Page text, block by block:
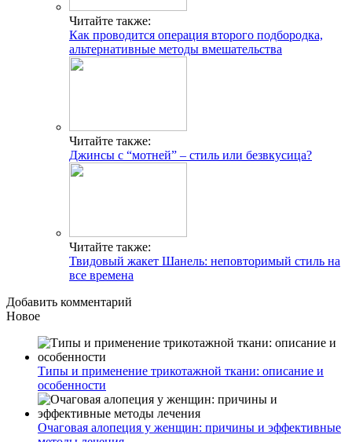
Читайте также:
Как проводится операция второго подбородка,
альтернативные методы вмешательства
Читайте также:
Джинсы с “мотней” – стиль или безвкусица?
Читайте также:
Твидовый жакет Шанель: неповторимый стиль на
все времена
Добавить комментарий
Новое
Типы и применение трикотажной ткани: описание и
особенности
Очаговая алопеция у женщин: причины и эффективные